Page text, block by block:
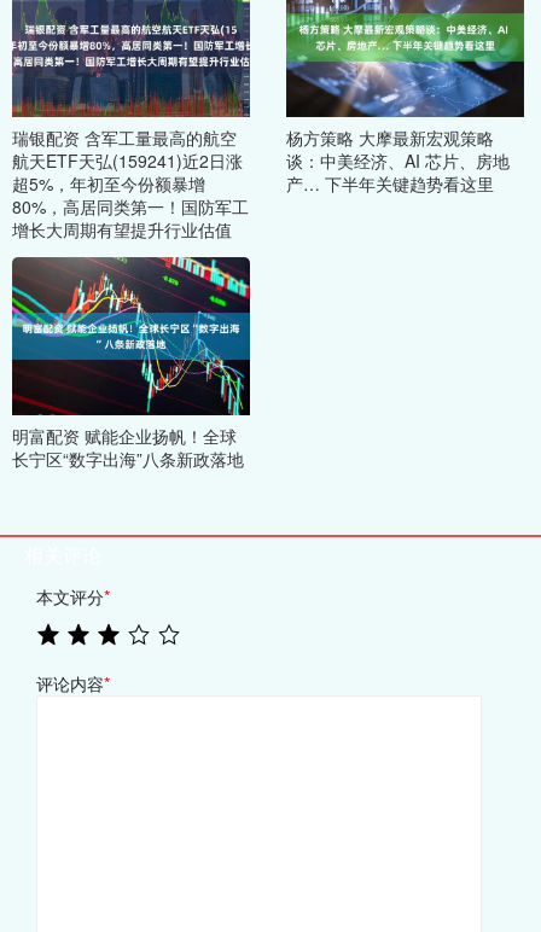
瑞银配资 含军工量最高的航空
航天ETF天弘(159241)近2日涨
超5%，年初至今份额暴增
80%，高居同类第一！国防军工
增长大周期有望提升行业估值
杨方策略 大摩最新宏观策略
谈：中美经济、AI 芯片、房地
产… 下半年关键趋势看这里
明富配资 赋能企业扬帆！全球
长宁区“数字出海”八条新政落地
本文评分*
评论内容*